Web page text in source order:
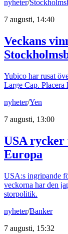
nyheter/
7 augusti, 14:40
Veckans
Yubico har rusat
Large Cap. Placera
nyheter/Yen
7 augusti, 13:00
USA rycker
Europa
USA:s ingripande
veckorna har den
storpolitik.
nyheter/Banker
7 augusti, 15:32